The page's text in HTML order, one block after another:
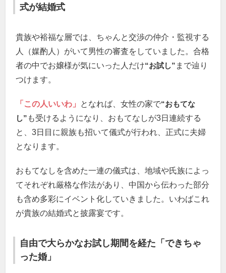
式が結婚式
貴族や裕福な層では、ちゃんと交渉の仲介・監視する
人（媒酌人）がいて男性の審査をしていました。合格
者の中でお嬢様が気にいった人だけ“お試し” まで辿り
つけます。
「この人いいわ」 となれば、女性の家で“おもてな
し” も受けるようになり、おもてなしが3日連続する
と、3日目に親族も招いて儀式が行われ、正式に夫婦
となります。
おもてなしを含めた一連の儀式は、地域や氏族によっ
てそれぞれ厳格な作法があり、中国から伝わった部分
も含め多彩にイベント化していきました。いわばこれ
が貴族の結婚式と披露宴です。
自由で大らかなお試し期間を経た「できちゃ
った婚」